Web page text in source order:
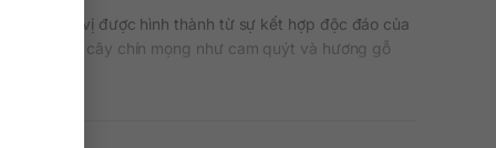
hương vị được hình thành từ sự kết hợp độc đáo của
loại trái cây chín mọng như cam quýt và hương gỗ